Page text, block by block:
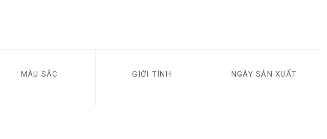
MÀU SẮC GIỚI TÍNH NGÀY SẢN XUẤT